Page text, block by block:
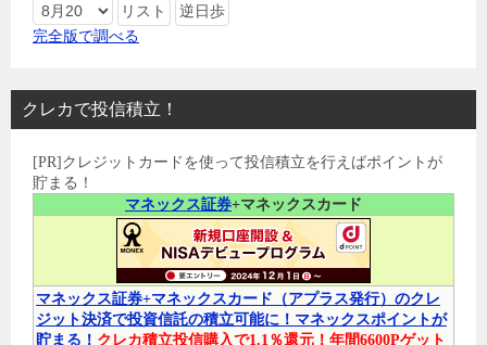
完全版で調べる
クレカで投信積立！
[PR]クレジットカードを使って投信積立を行えばポイントが
貯まる！
マネックス証券+マネックスカード
マネックス証券+マネックスカード（アプラス発行）のクレ
ジット決済で投資信託の積立可能に！マネックスポイントが
貯まる！ クレカ積立投信購入で1.1％還元！年間6600Pゲット